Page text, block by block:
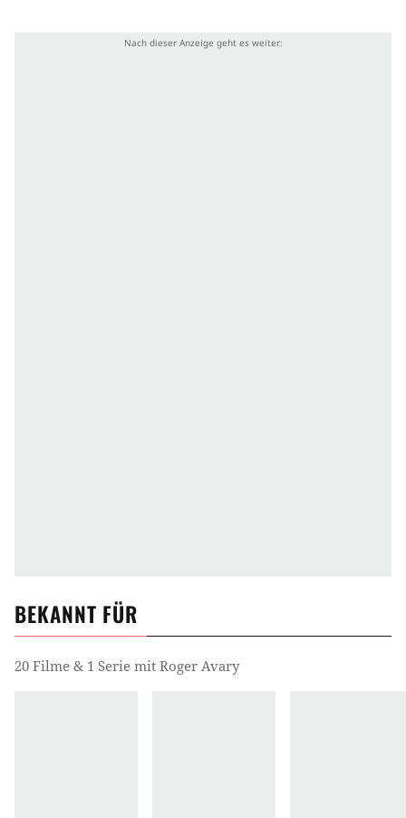
BEKANNT FÜR
20 Filme & 1 Serie mit Roger Avary